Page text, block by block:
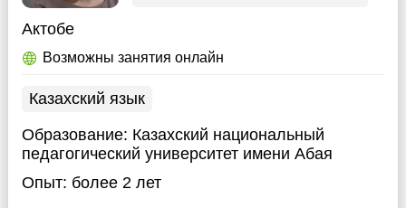
Актобе
Возможны занятия онлайн
Казахский язык
Образование: Казахский национальный
педагогический университет имени Абая
Опыт: более 2 лет